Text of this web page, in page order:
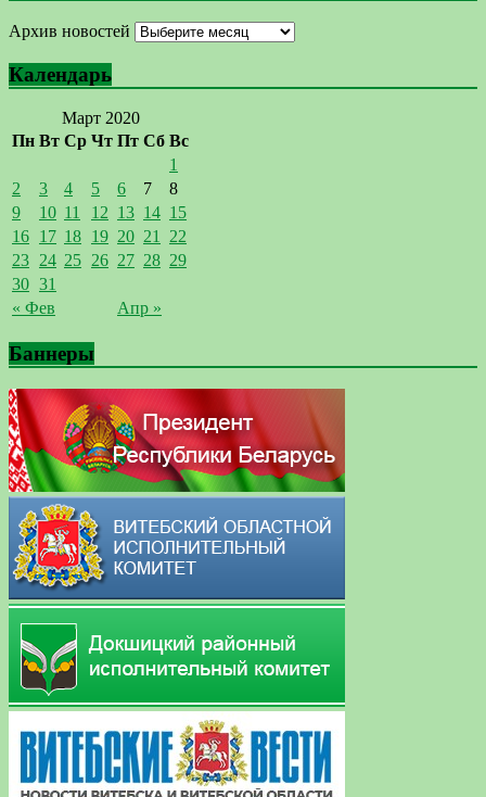
Архив новостей
Календарь
Март 2020
Пн Вт Ср Чт Пт Сб Вс
« Фев Апр »
1
2
3 4 5 6 7
8
9
10 11 12 13 14 15
16 17 18 19 20 21 22
23 24 25 26 27 28 29
30 31
Баннеры